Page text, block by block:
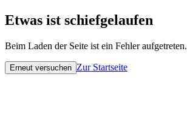
Etwas ist schiefgelaufen
Beim Laden der Seite ist ein Fehler aufgetreten.
Erneut versuchen Zur Startseite